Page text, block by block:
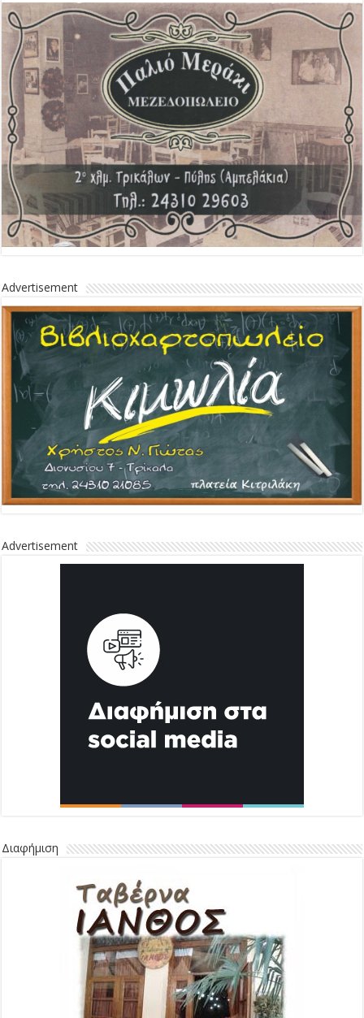
Advertisement
Advertisement
Διαφήμιση